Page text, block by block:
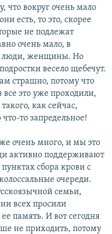
что вокруг очень мало
есть, то это, скорее
не подлежат
очень мало, в
люди, женщины. Но
весело щебечут.
страшно, потому что
это уже проходили,
как сейчас,
то запредельное!
очень много, и мы это
активно поддерживают
сбора крови с
очереди.
семьи,
всех просили
память. И вот сегодня
не приходить, потому